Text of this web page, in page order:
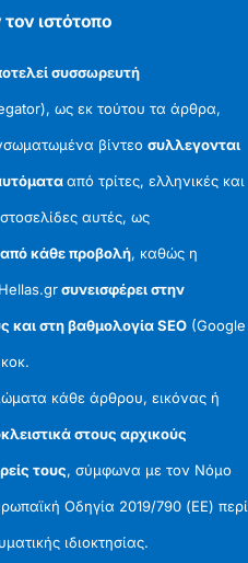
ιστότοπο
συσσωρευτή
ως εκ τούτου τα άρθρα,
βίντεοσυλλεγονται
από τρίτες, ελληνικές και
αυτές, ως
κάθε προβολή, καθώς η
συνεισφέρει στην
και στη βαθμολογία SEO (Google
κάθε άρθρου, εικόνας ή
στους αρχικούς
τους, σύμφωνα με τον Νόμο
Οδηγία 2019/790 (ΕΕ) περί
ιδιοκτησίας.